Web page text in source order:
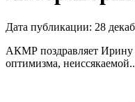
Дата публикации: 28
АКМР поздравляет Ирину
оптимизма,